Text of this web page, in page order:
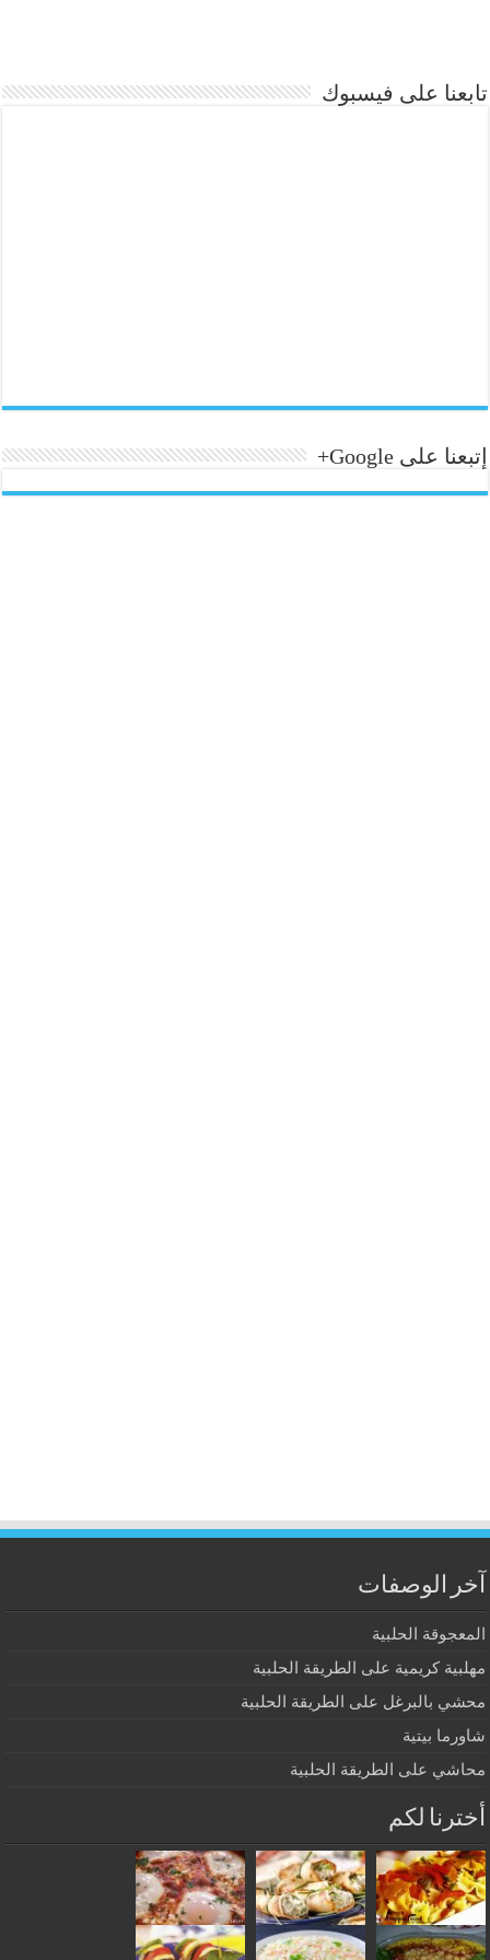
تابعنا على فيسبوك
إتبعنا على Google+
آخر الوصفات
المعجوقة الحلبية
مهلبية كريمية على الطريقة الحلبية
محشي بالبرغل على الطريقة الحلبية
شاورما بيتية
محاشي على الطريقة الحلبية
أخترنا لكم